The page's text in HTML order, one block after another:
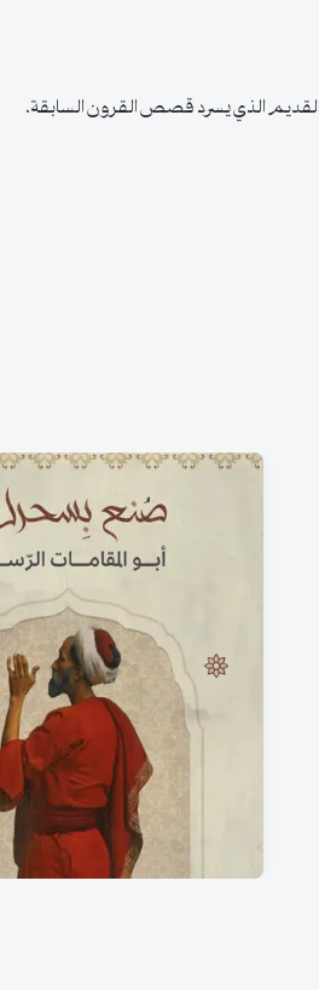
الذي يسرد قصص القرون السابقة.
أبو المقامات